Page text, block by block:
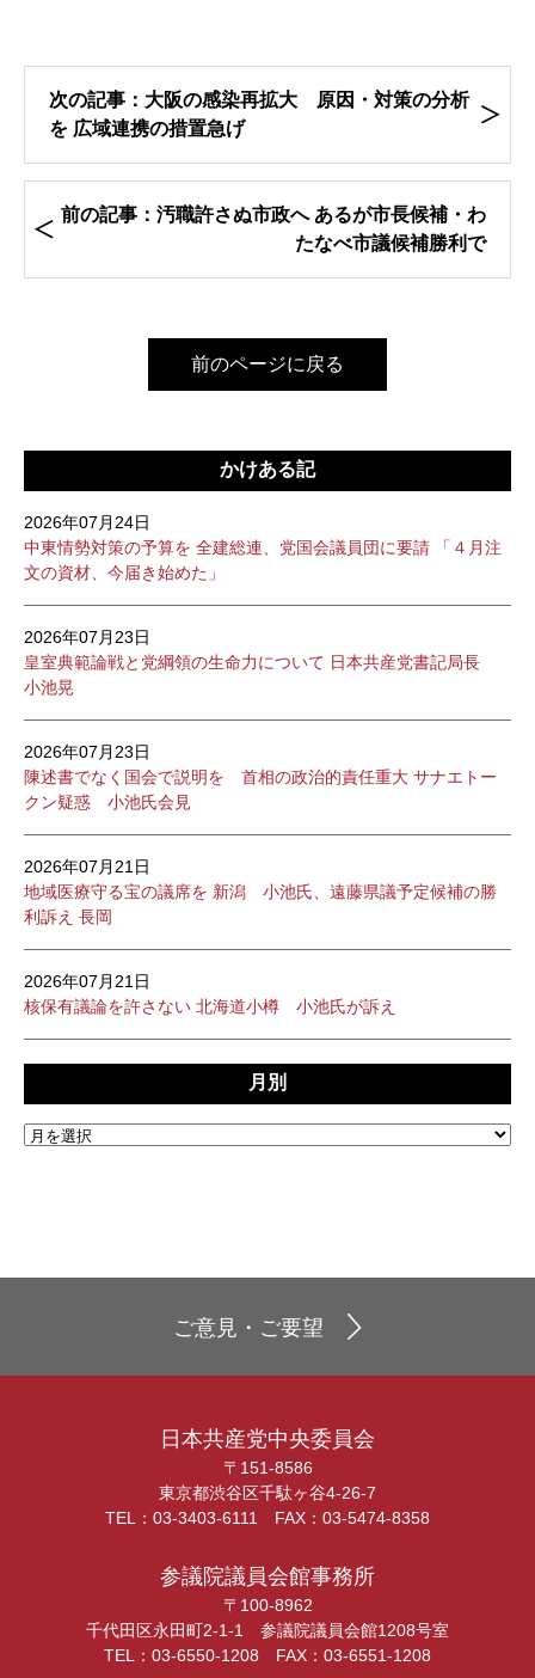
次の記事：大阪の感染再拡大 原因・対策の分析
を 広域連携の措置急げ
前の記事：汚職許さぬ市政へ あるが市長候補・わ
たなべ市議候補勝利で
前のページに戻る
かけある記
2026年07月24日
中東情勢対策の予算を 全建総連、党国会議員団に要請 「４月注
文の資材、今届き始めた」
2026年07月23日
皇室典範論戦と党綱領の生命力について 日本共産党書記局長
小池晃
2026年07月23日
陳述書でなく国会で説明を 首相の政治的責任重大 サナエトー
クン疑惑 小池氏会見
2026年07月21日
地域医療守る宝の議席を 新潟 小池氏、遠藤県議予定候補の勝
利訴え 長岡
2026年07月21日
核保有議論を許さない 北海道小樽 小池氏が訴え
月別
ご意見・ご要望
日本共産党中央委員会
〒151-8586
東京都渋谷区千駄ヶ谷4-26-7
TEL：03-3403-6111 FAX：03-5474-8358
参議院議員会館事務所
〒100-8962
千代田区永田町2-1-1 参議院議員会館1208号室
TEL：03-6550-1208 FAX：03-6551-1208